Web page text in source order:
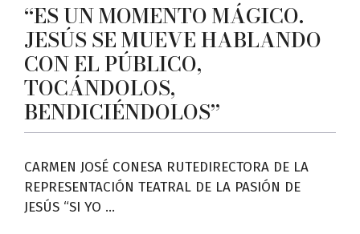
“ES UN MOMENTO MÁGICO.
JESÚS SE MUEVE HABLANDO
CON EL PÚBLICO,
TOCÁNDOLOS,
BENDICIÉNDOLOS”
CARMEN JOSÉ CONESA RUTEDIRECTORA DE LA
REPRESENTACIÓN TEATRAL DE LA PASIÓN DE
JESÚS “SI YO ...